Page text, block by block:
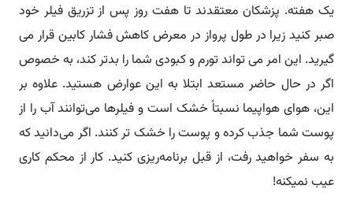
یک هفته. پزشکان معتقدند تا هفت روز پس از تزریق فیلر خود
صبر کنید زیرا در طول پرواز در معرض کاهش فشار کابین قرار می
گیرید. این امر می تواند تورم و کبودی شما را بدتر کند، به خصوص
اگر در حال حاضر مستعد ابتلا به این عوارض هستید. علاوه بر
این، هوای هواپیما نسبتاً خشک است و فیلرها می‌توانند آب را از
پوست شما جذب کرده و پوست را خشک تر کنند. اگر می‌دانید که
به سفر خواهید رفت، از قبل برنامه‌ریزی کنید. کار از محکم کاری
عیب نمیکنه!